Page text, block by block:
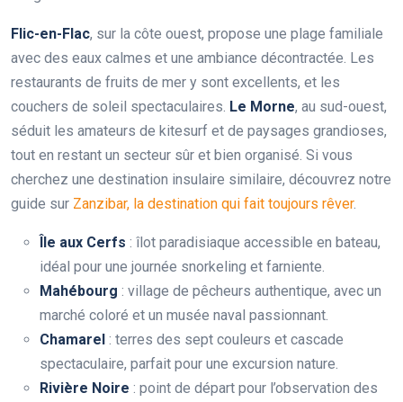
Flic-en-Flac, sur la côte ouest, propose une plage familiale
avec des eaux calmes et une ambiance décontractée. Les
restaurants de fruits de mer y sont excellents, et les
couchers de soleil spectaculaires. Le Morne, au sud-ouest,
séduit les amateurs de kitesurf et de paysages grandioses,
tout en restant un secteur sûr et bien organisé. Si vous
cherchez une destination insulaire similaire, découvrez notre
guide sur Zanzibar, la destination qui fait toujours rêver.
Île aux Cerfs : îlot paradisiaque accessible en bateau,
idéal pour une journée snorkeling et farniente.
Mahébourg : village de pêcheurs authentique, avec un
marché coloré et un musée naval passionnant.
Chamarel : terres des sept couleurs et cascade
spectaculaire, parfait pour une excursion nature.
Rivière Noire : point de départ pour l’observation des